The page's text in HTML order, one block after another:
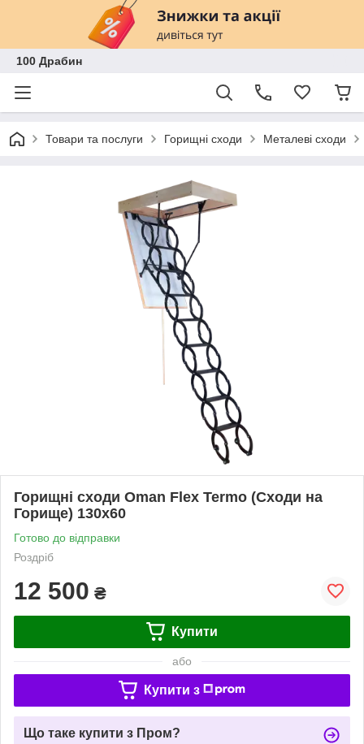
100 Драбин
Товари та послуги Горищні сходи Металеві сходи
Горищні сходи Oman Flex Termo (Сходи на
Горище) 130х60
Готово до відправки
Роздріб
12 500 ₴
Купити
або
Купити з
Що таке купити з Пром?